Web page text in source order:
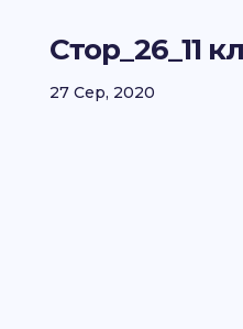
Стор_26_11
27 Сер, 2020